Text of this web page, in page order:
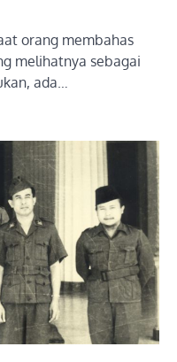
orang membahas
melihatnya sebagai
ada…